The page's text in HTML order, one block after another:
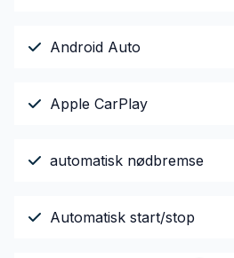
Android Auto
Apple CarPlay
automatisk nødbremse
Automatisk start/stop